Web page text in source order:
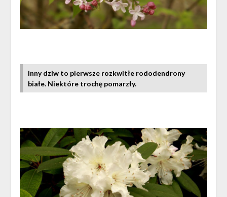
Inny dziw to pierwsze rozkwitłe rododendrony
białe. Niektóre trochę pomarzły.